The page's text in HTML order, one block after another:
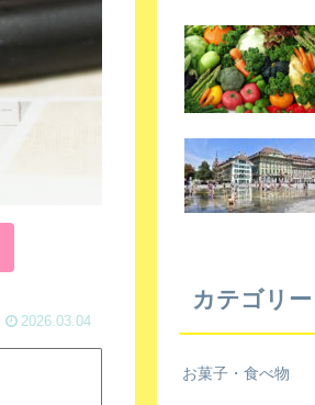
2026.03.04
カテゴリー
お菓子・食べ物